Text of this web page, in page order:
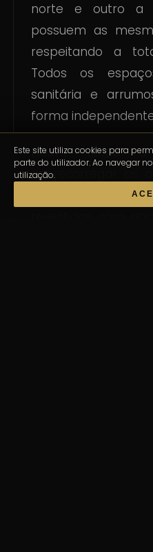
norte e outro a
possuem as
respeitando a
Todos os
sanitária e
forma
Houve ainda
sobrecarregar os
pela qual parte
Este site utiliza cookies para
parte do utilizador. Ao navegar
utilização.